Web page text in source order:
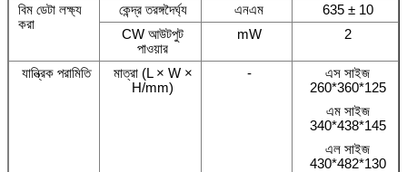
বিম ডেটা লক্ষ্য
করা
কেন্দ্র তরঙ্গদৈর্ঘ্য এনএম
635 ± 10
CW আউটপুট
পাওয়ার
mW 2
যান্ত্রিক পরামিতি
মাত্রা (L × W ×
H/mm)
-
এস সাইজ
260*360*125
এম সাইজ
340*438*145
এল সাইজ
430*482*130